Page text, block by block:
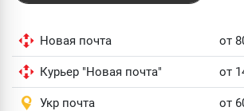
Новая почта от
Курьер "Новая почта" от
Укр почта от